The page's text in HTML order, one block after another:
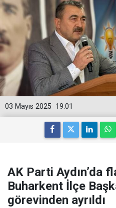
19:01
03 Mayıs 2025
AK Parti Aydın’da
Buharkent İlçe
görevinden ayrıldı